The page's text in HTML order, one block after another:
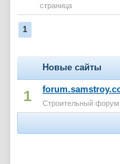
страница
1
Новые сайты
1 Строительный